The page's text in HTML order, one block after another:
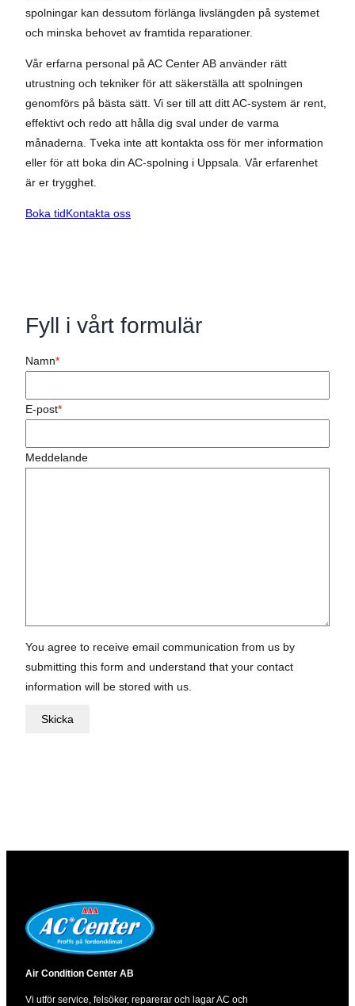
spolningar kan dessutom förlänga livslängden på systemet
och minska behovet av framtida reparationer.
Vår erfarna personal på AC Center AB använder rätt
utrustning och tekniker för att säkerställa att spolningen
genomförs på bästa sätt. Vi ser till att ditt AC-system är rent,
effektivt och redo att hålla dig sval under de varma
månaderna. Tveka inte att kontakta oss för mer information
eller för att boka din AC-spolning i Uppsala. Vår erfarenhet
är er trygghet.
Boka tidKontakta oss
Fyll i vårt formulär
Namn*
E-post*
Meddelande
You agree to receive email communication from us by
submitting this form and understand that your contact
information will be stored with us.
Skicka
Air Condition Center AB
Vi utför service, felsöker, reparerar och lagar AC och